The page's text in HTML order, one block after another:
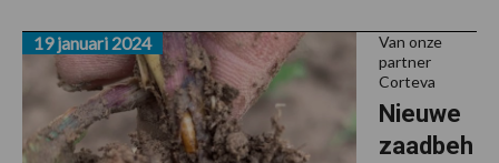
Van onze
partner
Corteva
Nieuwe
zaadbeh
19 januari 2024